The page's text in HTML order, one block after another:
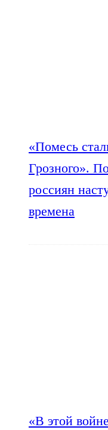
«Помесь
Грозного».
россиян
времена
«В этой